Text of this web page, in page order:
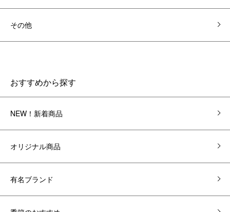
その他
おすすめから探す
NEW！新着商品
オリジナル商品
有名ブランド